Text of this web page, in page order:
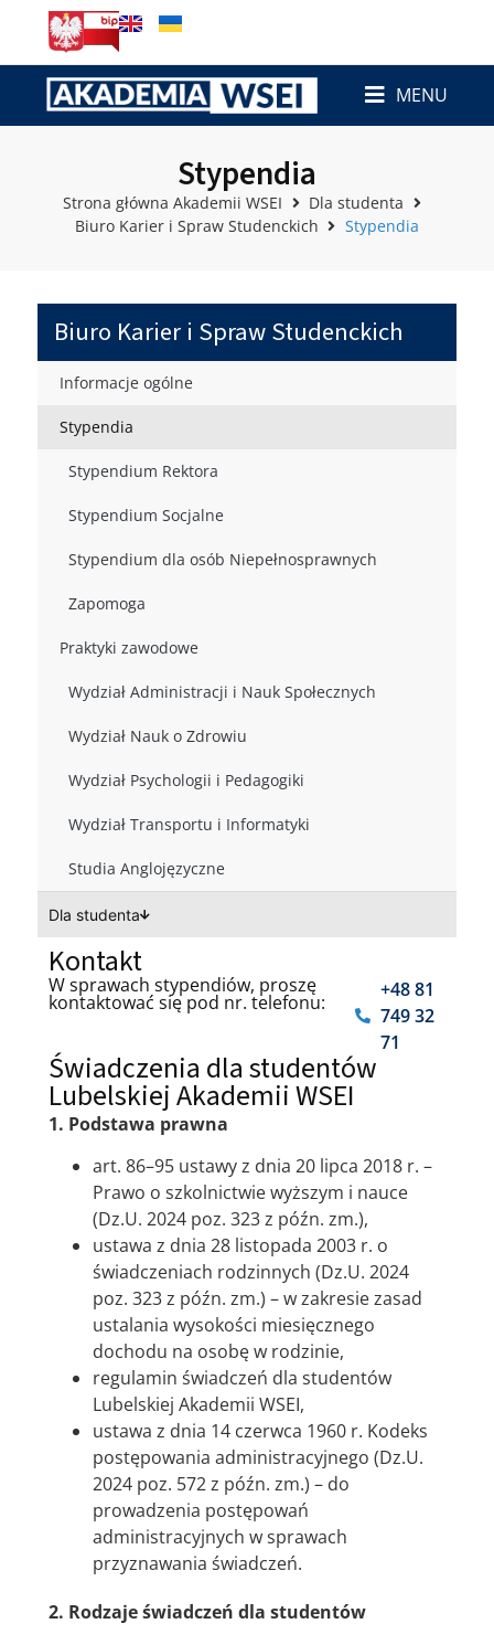
MENU
Stypendia
Strona główna Akademii WSEI
Dla studenta
Biuro Karier i Spraw Studenckich
Stypendia
Biuro Karier i Spraw Studenckich
Informacje ogólne
Stypendia
Stypendium Rektora
Stypendium Socjalne
Stypendium dla osób Niepełnosprawnych
Zapomoga
Praktyki zawodowe
Wydział Administracji i Nauk Społecznych
Wydział Nauk o Zdrowiu
Wydział Psychologii i Pedagogiki
Wydział Transportu i Informatyki
Studia Anglojęzyczne
Dla studenta
Kontakt
W sprawach stypendiów, proszę
kontaktować się pod nr. telefonu:
+48 81
749 32
71
Świadczenia dla studentów
Lubelskiej Akademii WSEI
1. Podstawa prawna
art. 86–95 ustawy z dnia 20 lipca 2018 r. –
Prawo o szkolnictwie wyższym i nauce
(Dz.U. 2024 poz. 323 z późn. zm.),
ustawa z dnia 28 listopada 2003 r. o
świadczeniach rodzinnych (Dz.U. 2024
poz. 323 z późn. zm.) – w zakresie zasad
ustalania wysokości miesięcznego
dochodu na osobę w rodzinie,
regulamin świadczeń dla studentów
Lubelskiej Akademii WSEI,
ustawa z dnia 14 czerwca 1960 r. Kodeks
postępowania administracyjnego (Dz.U.
2024 poz. 572 z późn. zm.) – do
prowadzenia postępowań
administracyjnych w sprawach
przyznawania świadczeń.
2. Rodzaje świadczeń dla studentów